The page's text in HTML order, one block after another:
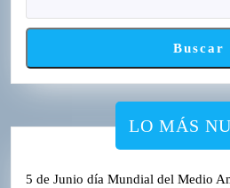
Buscar
LO MÁS
5 de Junio día Mundial del Medio